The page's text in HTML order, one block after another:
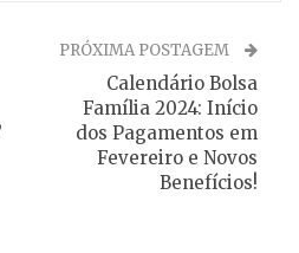
PRÓXIMA POSTAGEM
Calendário Bolsa
Família 2024: Início
dos Pagamentos em
Fevereiro e Novos
Benefícios!